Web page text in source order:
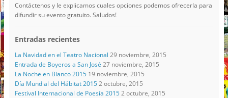
Contáctenos y le explicamos cuales opciones podemos ofrecerla para
difundir su evento gratuito. Saludos!
Entradas recientes
La Navidad en el Teatro Nacional 29 noviembre, 2015
Entrada de Boyeros a San José 27 noviembre, 2015
La Noche en Blanco 2015 19 noviembre, 2015
Día Mundial del Hábitat 2015 2 octubre, 2015
Festival Internacional de Poesía 2015 2 octubre, 2015